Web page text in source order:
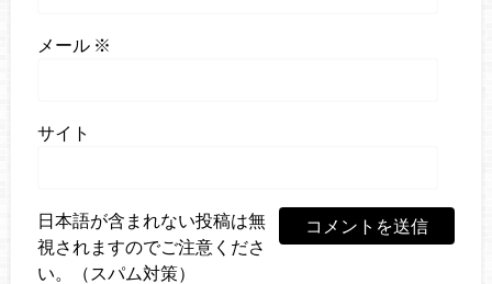
メール ※
サイト
日本語が含まれない投稿は無
視されますのでご注意くださ
い。（スパム対策）